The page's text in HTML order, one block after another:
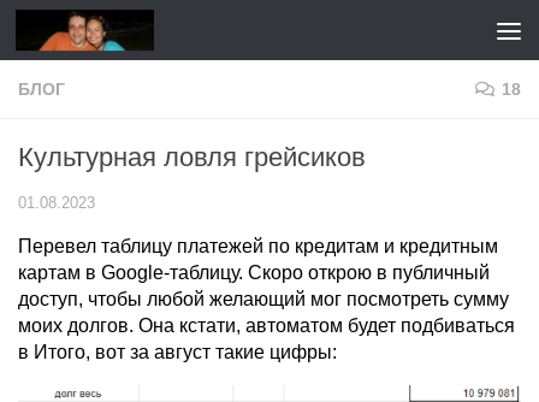
Перейти к содержимому
БЛОГ 18
Культурная ловля грейсиков
01.08.2023
Перевел таблицу платежей по кредитам и кредитным
картам в Google-таблицу. Скоро открою в публичный
доступ, чтобы любой желающий мог посмотреть сумму
моих долгов. Она кстати, автоматом будет подбиваться
в Итого, вот за август такие цифры: